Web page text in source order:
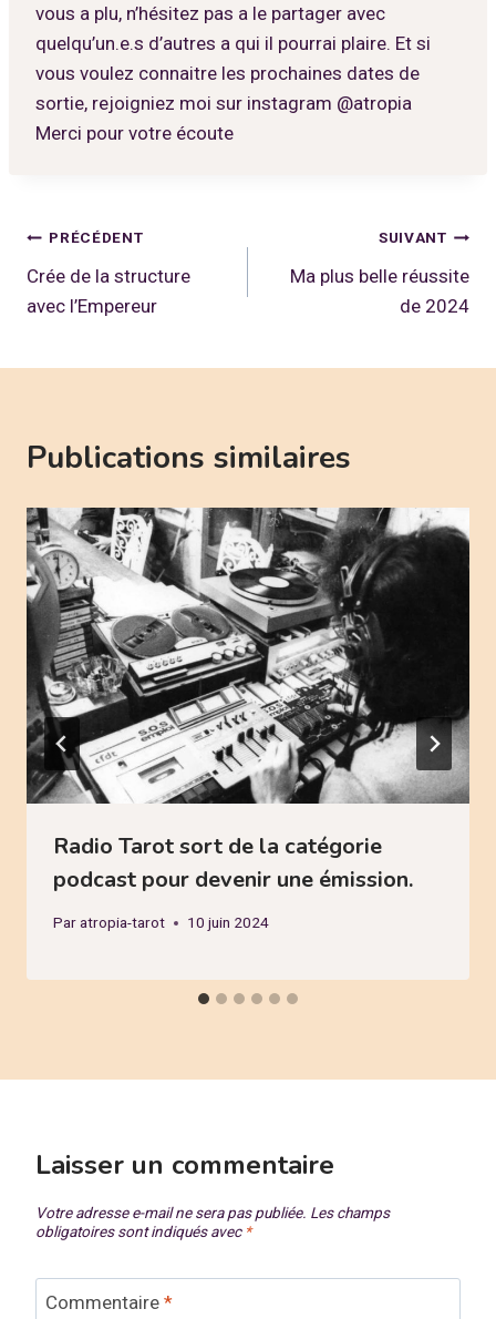
vous a plu, n’hésitez pas a le partager avec
quelqu’un.e.s d’autres a qui il pourrai plaire. Et si
vous voulez connaitre les prochaines dates de
sortie, rejoigniez moi sur instagram @atropia
Merci pour votre écoute
Navigation
de
PRÉCÉDENT
Crée de la structure
avec l’Empereur
SUIVANT
Ma plus belle réussite
de 2024
Publications similaires
Radio Tarot sort de la catégorie
podcast pour devenir une émission.
Paratropia-tarot 10 juin 2024
Laisser un commentaire
Votre adresse e-mail ne sera pas publiée. Les champs
obligatoires sont indiqués avec *
Commentaire *